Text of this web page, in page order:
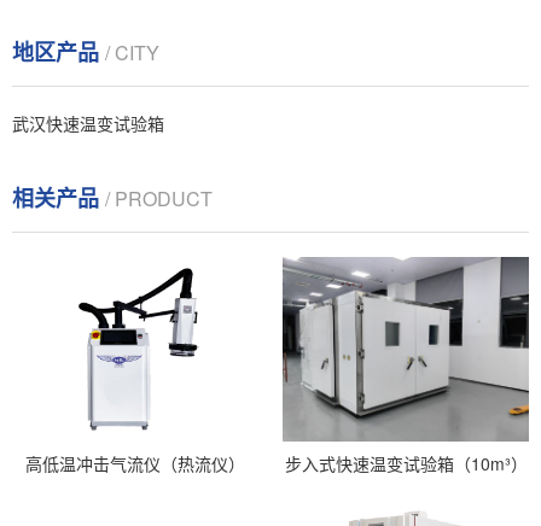
地区产品 / CITY
武汉快速温变试验箱
相关产品 / PRODUCT
高低温冲击气流仪（热流仪） 步入式快速温变试验箱（10m³）